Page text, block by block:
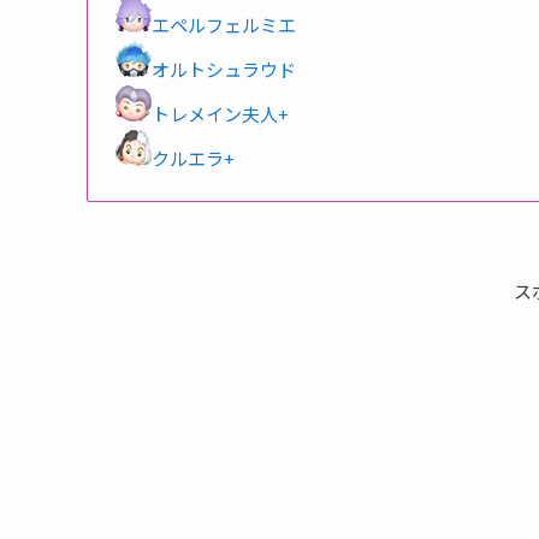
エペルフェルミエ
オルトシュラウド
トレメイン夫人+
クルエラ+
ス